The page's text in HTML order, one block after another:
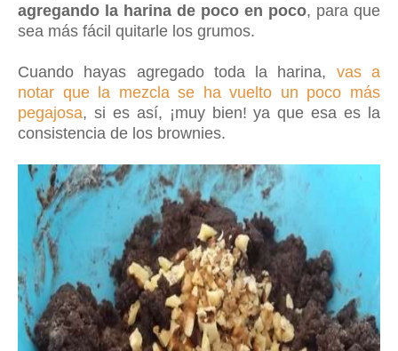
agregando la harina de poco en poco, para que
sea más fácil quitarle los grumos.
Cuando hayas agregado toda la harina, vas a
notar que la mezcla se ha vuelto un poco más
pegajosa, si es así, ¡muy bien! ya que esa es la
consistencia de los brownies.